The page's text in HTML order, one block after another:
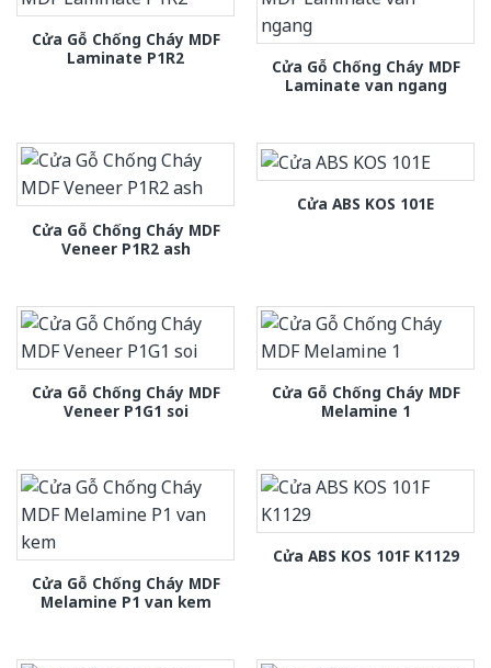
Cửa Gỗ Chống Cháy MDF
Laminate P1R2
Cửa Gỗ Chống Cháy MDF
Laminate van ngang
Cửa Gỗ Chống Cháy MDF
Veneer P1R2 ash
Cửa ABS KOS 101E
Cửa Gỗ Chống Cháy MDF
Veneer P1G1 soi
Cửa Gỗ Chống Cháy MDF
Melamine 1
Cửa Gỗ Chống Cháy MDF
Melamine P1 van kem
Cửa ABS KOS 101F K1129